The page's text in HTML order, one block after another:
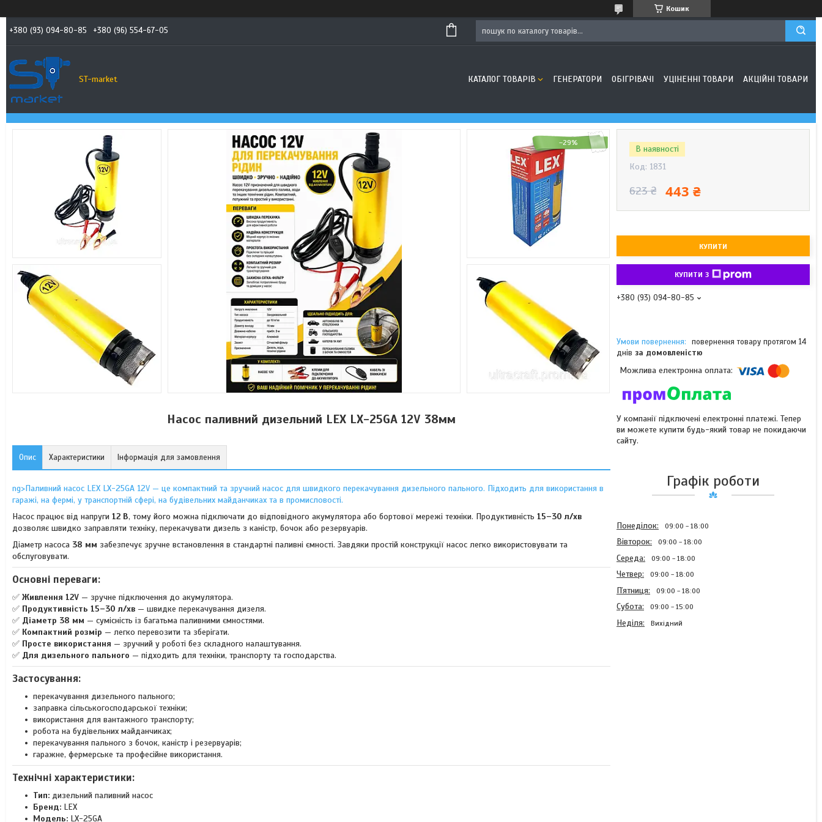
Кошик
+380 (93) 094-80-85 +380 (96) 554-67-05
ST-market КАТАЛОГ ТОВАРІВ ГЕНЕРАТОРИ ОБІГРІВАЧІ УЦІНЕННІ ТОВАРИ АКЦІЙНІ ТОВАРИ
–29%
Насос паливний дизельний LEX LX-25GA 12V 38мм
Опис Характеристики Інформація для замовлення
ng>Паливний насос LEX LX-25GA 12V — це компактний та зручний насос для швидкого перекачування дизельного пального. Підходить для використання в
гаражі, на фермі, у транспортній сфері, на будівельних майданчиках та в промисловості.
Насос працює від напруги 12 В, тому його можна підключати до відповідного акумулятора або бортової мережі техніки. Продуктивність 15–30 л/хв
дозволяє швидко заправляти техніку, перекачувати дизель з каністр, бочок або резервуарів.
Діаметр насоса 38 мм забезпечує зручне встановлення в стандартні паливні ємності. Завдяки простій конструкції насос легко використовувати та
обслуговувати.
Основні переваги:
✅ Живлення 12V — зручне підключення до акумулятора.
✅ Продуктивність 15–30 л/хв — швидке перекачування дизеля.
✅ Діаметр 38 мм — сумісність із багатьма паливними ємностями.
✅ Компактний розмір — легко перевозити та зберігати.
✅ Просте використання — зручний у роботі без складного налаштування.
✅ Для дизельного пального — підходить для техніки, транспорту та господарства.
Застосування:
перекачування дизельного пального;
заправка сільськогосподарської техніки;
використання для вантажного транспорту;
робота на будівельних майданчиках;
перекачування пального з бочок, каністр і резервуарів;
гаражне, фермерське та професійне використання.
Технічні характеристики:
Тип: дизельний паливний насос
Бренд: LEX
Модель: LX-25GA
В наявності
Код: 1831
623 ₴ 443 ₴
КУПИТИ
КУПИТИ З
+380 (93) 094-80-85
повернення товару протягом 14
днів за домовленістю
У компанії підключені електронні платежі. Тепер
ви можете купити будь-який товар не покидаючи
сайту.
Графік роботи
Понеділок 09:00 18:00
Вівторок 09:00 18:00
Середа 09:00 18:00
Четвер 09:00 18:00
Пʼятниця 09:00 18:00
Субота 09:00 15:00
Неділя Вихідний